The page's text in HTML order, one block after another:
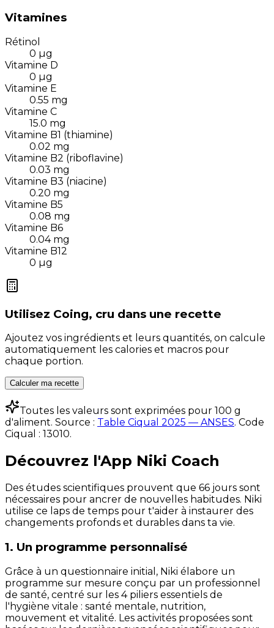
Vitamines
Rétinol
0 µg
Vitamine D
0 µg
Vitamine E
0.55 mg
Vitamine C
15.0 mg
Vitamine B1 (thiamine)
0.02 mg
Vitamine B2 (riboflavine)
0.03 mg
Vitamine B3 (niacine)
0.20 mg
Vitamine B5
0.08 mg
Vitamine B6
0.04 mg
Vitamine B12
0 µg
Utilisez Coing, cru dans une recette
Ajoutez vos ingrédients et leurs quantités, on calcule
automatiquement les calories et macros pour
chaque portion.
Calculer ma recette
Toutes les valeurs sont exprimées pour 100 g
d'aliment. Source : Table Ciqual 2025 — ANSES. Code
Ciqual : 13010.
Découvrez l'App Niki Coach
Des études scientifiques prouvent que 66 jours sont
nécessaires pour ancrer de nouvelles habitudes. Niki
utilise ce laps de temps pour t'aider à instaurer des
changements profonds et durables dans ta vie.
1. Un programme personnalisé
Grâce à un questionnaire initial, Niki élabore un
programme sur mesure conçu par un professionnel
de santé, centré sur les 4 piliers essentiels de
l'hygiène vitale : santé mentale, nutrition,
mouvement et vitalité. Les activités proposées sont